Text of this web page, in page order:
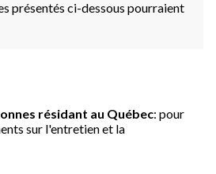
présentés ci-dessous pourraient
résidant au Québec: pour
sur l'entretien et la